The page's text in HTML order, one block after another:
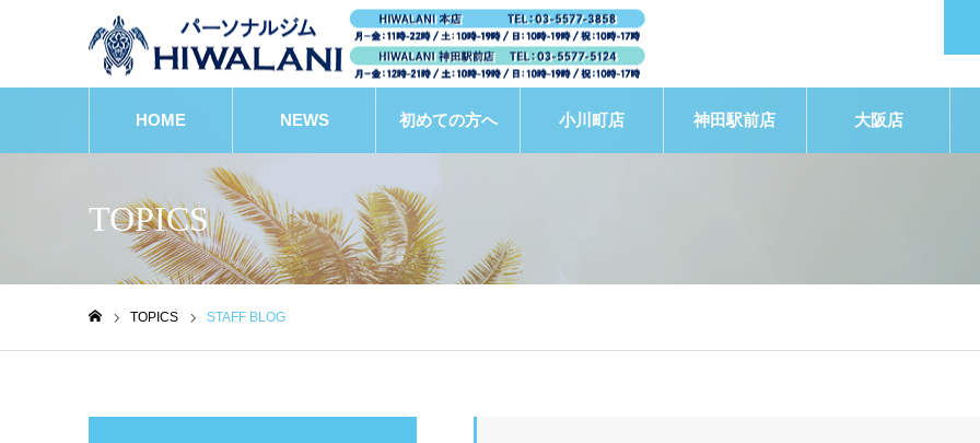
HOME NEWS 初めての方へ 小川町店 神田駅前店 大阪店
TOPICS
TOPICS STAFF BLOG